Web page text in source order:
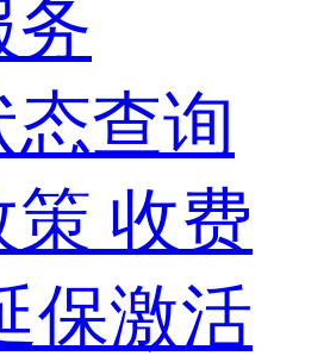
务
态查询
策 收费
保激活